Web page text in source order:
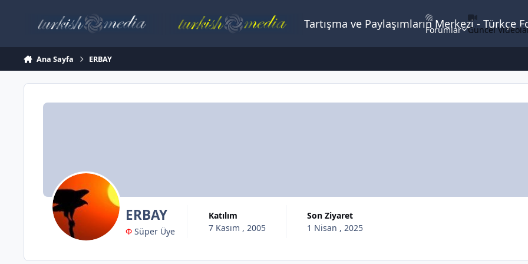
Tartışma ve Paylaşımların Merkezi -
Forumlar Güncel
Ana Sayfa ERBAY
ERBAY
ΦSüper Üye
Katılım
7 Kasım , 2005
Son Ziyaret
1 Nisan , 2025